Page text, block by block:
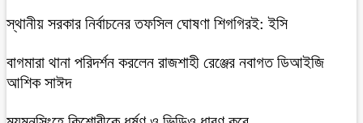
স্থানীয় সরকার নির্বাচনের তফসিল ঘোষণা শিগগিরই: ইসি
বাগমারা থানা পরিদর্শন করলেন রাজশাহী রেঞ্জের নবাগত ডিআইজি
আশিক সাঈদ